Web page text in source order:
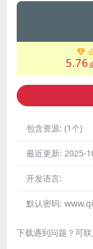
5.76
包含资源: (1个)
最近更新: 2025-
开发语言:
默认密码:
下载遇到问题？可